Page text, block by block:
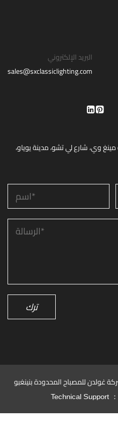
البريد الإلكتروني
sales@sxclassiclighting.com
مينغ وي، شارع لي تشو، مدينة يوياو،
ترك